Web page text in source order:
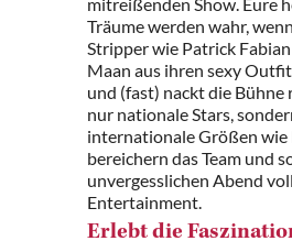
Träume werden wahr,
Stripper wie Patrick
Maan aus ihren sexy
und (fast) nackt die Bühne
nur nationale Stars,
internationale Größen wie
bereichern das Team und
unvergesslichen Abend
Entertainment.
Erlebt die